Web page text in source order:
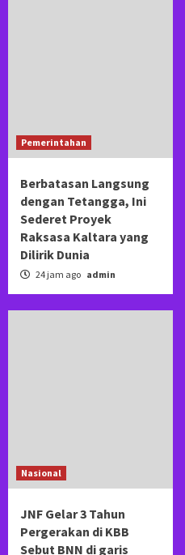
Pemerintahan
Berbatasan Langsung
dengan Tetangga, Ini
Sederet Proyek
Raksasa Kaltara yang
Dilirik Dunia
24 jam ago admin
Nasional
JNF Gelar 3 Tahun
Pergerakan di KBB
Sebut BNN di garis